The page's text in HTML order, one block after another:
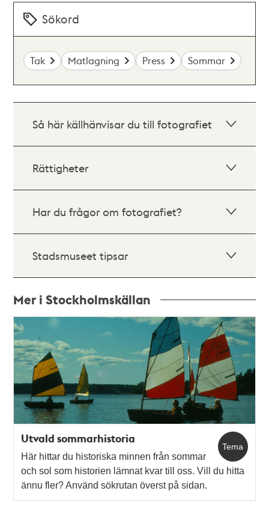
Sökord
Tak Matlagning Press Sommar
Så här källhänvisar du till fotografiet
Rättigheter
Har du frågor om fotografiet?
Stadsmuseet tipsar
Mer i Stockholmskällan
Relaterade
poster
och
teman
Tema
Utvald sommarhistoria
Här hittar du historiska minnen från sommar
och sol som historien lämnat kvar till oss. Vill du hitta
ännu fler? Använd sökrutan överst på sidan.